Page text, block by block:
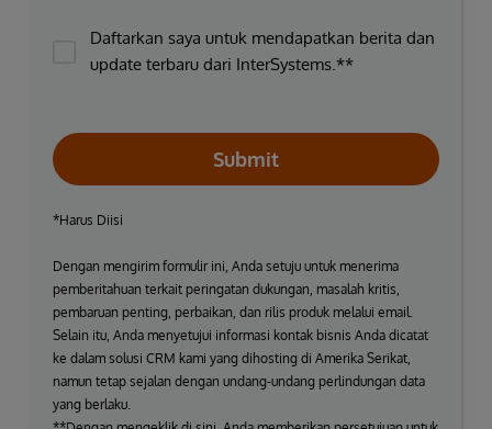
Daftarkan saya untuk mendapatkan berita dan
update terbaru dari InterSystems.**
Submit
*Harus Diisi
Dengan mengirim formulir ini, Anda setuju untuk menerima
pemberitahuan terkait peringatan dukungan, masalah kritis,
pembaruan penting, perbaikan, dan rilis produk melalui email.
Selain itu, Anda menyetujui informasi kontak bisnis Anda dicatat
ke dalam solusi CRM kami yang dihosting di Amerika Serikat,
namun tetap sejalan dengan undang-undang perlindungan data
yang berlaku.